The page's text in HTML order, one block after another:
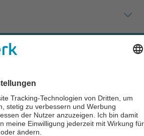
Mehrwertsteuer zzgl.Versandkostenund
wenn nicht anders angegeben.